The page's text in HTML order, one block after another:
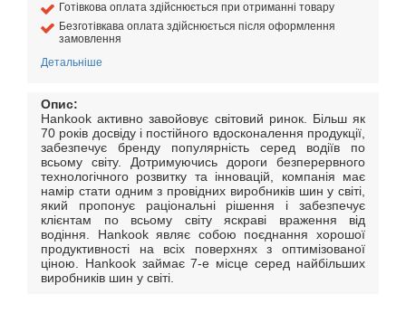
Готівкова оплата здійснюється при отриманні товару
Безготівкава оплата здійснюється після оформлення
замовлення
Детальніше
Опис:
Hankook активно завойовує світовий ринок. Більш як
70 років досвіду і постійного вдосконалення продукції,
забезпечує бренду популярність серед водіїв по
всьому світу. Дотримуючись дороги безперервного
технологічного розвитку та інновацій, компанія має
намір стати одним з провідних виробників шин у світі,
який пропонує раціональні рішення і забезпечує
клієнтам по всьому світу яскраві враження від
водіння. Hankook являє собою поєднання хорошої
продуктивності на всіх поверхнях з оптимізованої
ціною. Hankook займає 7-е місце серед найбільших
виробників шин у світі.